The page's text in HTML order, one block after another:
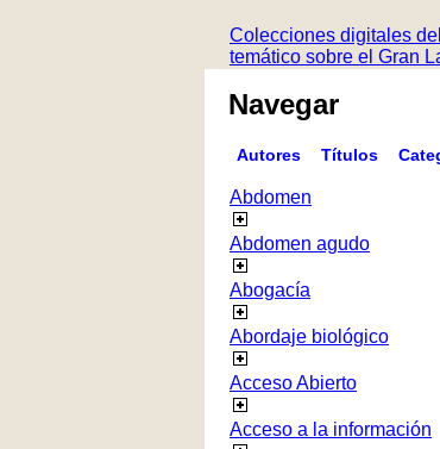
Colecciones digitales
temático sobre el Gran
Navegar
Autores Títulos
Abdomen
Abdomen agudo
Abogacía
Abordaje biológico
Acceso Abierto
Acceso a la información